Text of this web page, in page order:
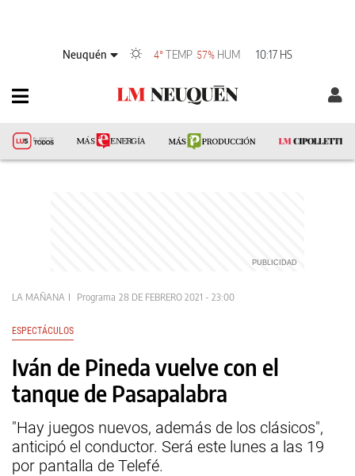
Neuquén 4°TEMP 57% HUM 10:17 HS
LA MAÑANA Programa 28 DE FEBRERO 2021 - 23:00
ESPECTÁCULOS
Iván de Pineda vuelve con el
tanque de Pasapalabra
"Hay juegos nuevos, además de los clásicos",
anticipó el conductor. Será este lunes a las 19
por pantalla de Telefé.